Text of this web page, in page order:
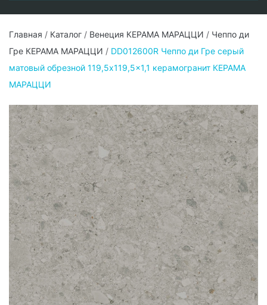
Главная / Каталог / Венеция КЕРАМА МАРАЦЦИ / Чеппо ди
Гре КЕРАМА МАРАЦЦИ / DD012600R Чеппо ди Гре серый
матовый обрезной 119,5x119,5x1,1 керамогранит КЕРАМА
МАРАЦЦИ